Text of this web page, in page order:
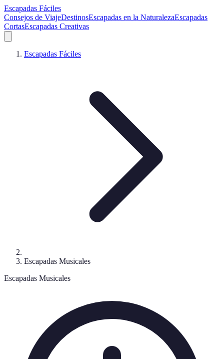
Escapadas Fáciles
Consejos de ViajeDestinosEscapadas en la NaturalezaEscapadas
CortasEscapadas Creativas
Escapadas Fáciles
Escapadas Musicales
Escapadas Musicales